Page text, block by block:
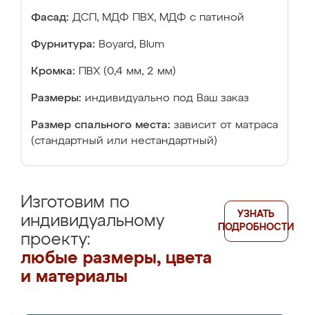
Фасад: ДСП, МДФ ПВХ, МДФ с патиной
Фурнитура: Boyard, Blum
Кромка: ПВХ (0,4 мм, 2 мм)
Размеры: индивидуально под Ваш заказ
Размер спального места: зависит от матраса
(стандартный или нестандартный)
Изготовим по
индивидуальному
проекту:
любые размеры, цвета
и материалы
УЗНАТЬ
ПОДРОБНОСТИ